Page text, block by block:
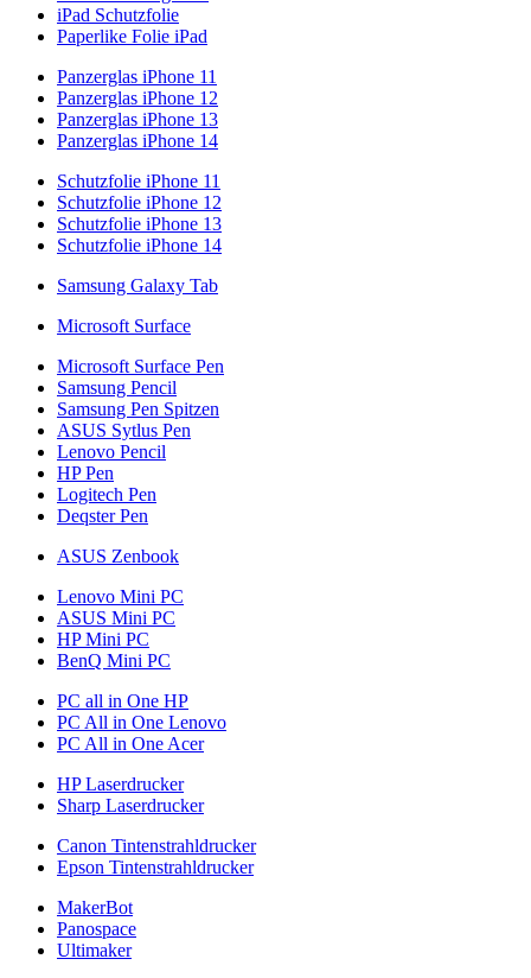
iPad Schutzfolie
Paperlike Folie iPad
Panzerglas iPhone 11
Panzerglas iPhone 12
Panzerglas iPhone 13
Panzerglas iPhone 14
Schutzfolie iPhone 11
Schutzfolie iPhone 12
Schutzfolie iPhone 13
Schutzfolie iPhone 14
Samsung Galaxy Tab
Microsoft Surface
Microsoft Surface Pen
Samsung Pencil
Samsung Pen Spitzen
ASUS Sytlus Pen
Lenovo Pencil
HP Pen
Logitech Pen
Deqster Pen
ASUS Zenbook
Lenovo Mini PC
ASUS Mini PC
HP Mini PC
BenQ Mini PC
PC all in One HP
PC All in One Lenovo
PC All in One Acer
HP Laserdrucker
Sharp Laserdrucker
Canon Tintenstrahldrucker
Epson Tintenstrahldrucker
MakerBot
Panospace
Ultimaker